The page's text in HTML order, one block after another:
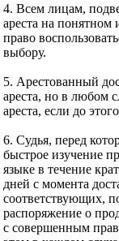
4. Всем лицам,
ареста на
право
выбору.
5. Арестованный
ареста, но в любом
ареста, если до
6. Судья, перед
быстрое изучение
языке в течение
дней с момента
соответствующих,
распоряжение о
с совершенным